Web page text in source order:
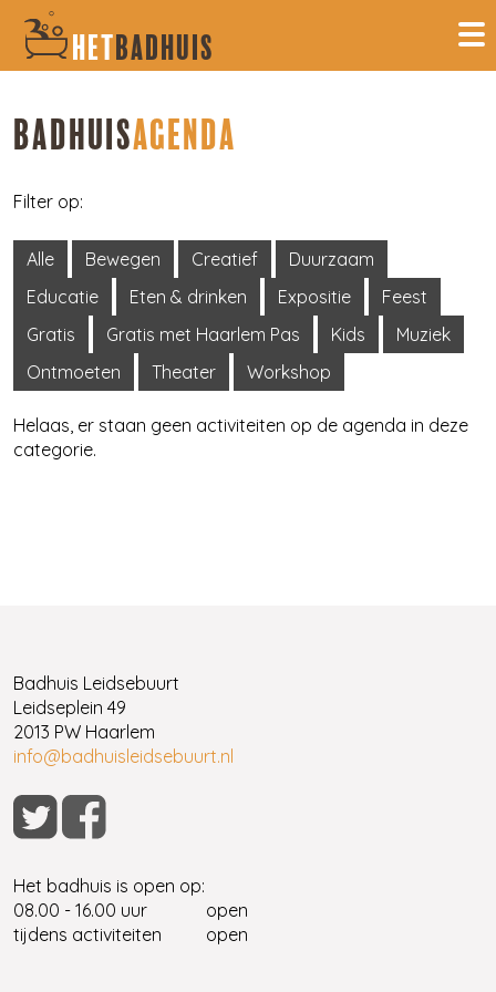
HETBADHUIS
BADHUISAGENDA
Filter op:
Alle Bewegen Creatief
Duurzaam
Educatie
Eten & drinken Expositie
Feest
Gratis
Gratis met Haarlem Pas Kids
Muziek
Ontmoeten
Theater Workshop
Helaas, er staan geen activiteiten op de agenda in deze
categorie.
Badhuis Leidsebuurt
Leidseplein 49
2013 PW Haarlem
info@badhuisleidsebuurt.nl
Het badhuis is open op:
08.00 - 16.00 uur
open
tijdens activiteiten
open